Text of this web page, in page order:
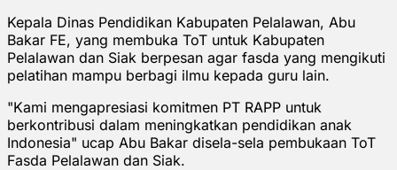
Kepala Dinas Pendidikan Kabupaten Pelalawan, Abu
Bakar FE, yang membuka ToT untuk Kabupaten
Pelalawan dan Siak berpesan agar fasda yang mengikuti
pelatihan mampu berbagi ilmu kepada guru lain.
"Kami mengapresiasi komitmen PT RAPP untuk
berkontribusi dalam meningkatkan pendidikan anak
Indonesia" ucap Abu Bakar disela-sela pembukaan ToT
Fasda Pelalawan dan Siak.